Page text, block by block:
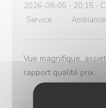
2026-08-05 - 20:15 -
Service : Ambiance
Vue magnifique,
rapport qualité prix